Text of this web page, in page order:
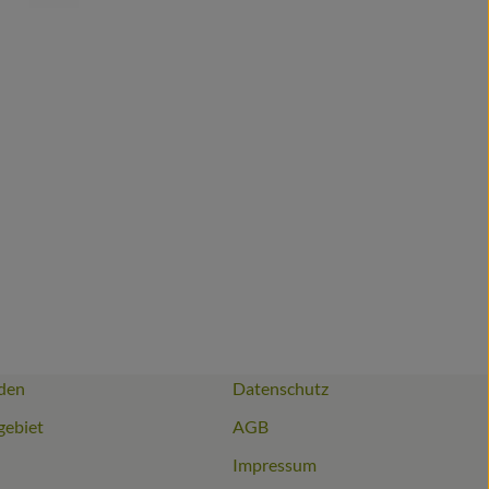
Datenschutz
AGB
Impressum